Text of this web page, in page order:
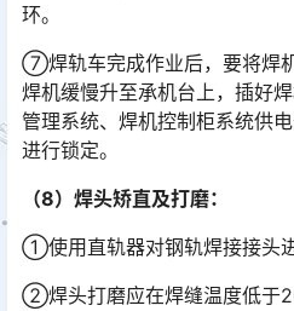
环。
⑦焊轨车完成作业后，要将焊
焊机缓慢升至承机台上，插好
管理系统、焊机控制柜系统供
进行锁定。󠅅󠅃󠄵󠅂󠄪󠇖󠆨󠆨󠇕󠆞󠆒󠅬󠇘󠆭󠆘󠇙󠆝󠅵󠇗󠆭󠆁󠄐󠇗󠅹󠅸󠇖󠆍󠅳󠇖󠅹󠅰󠇖󠆌󠅹
（8）焊头矫直及打磨：
①使用直轨器对钢轨焊接接头进
②焊头打磨应在焊缝温度低于